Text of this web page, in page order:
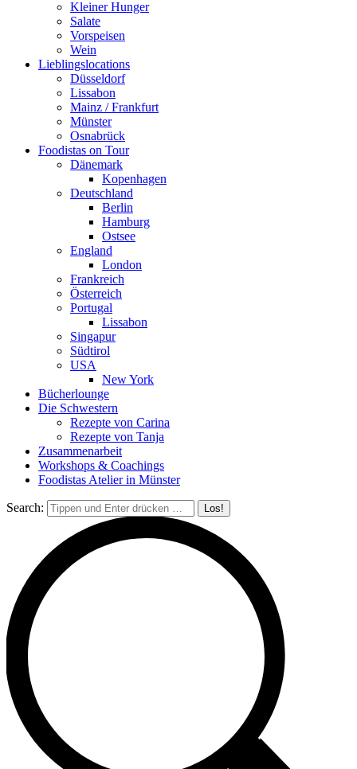
Kleiner Hunger
Salate
Vorspeisen
Wein
Lieblingslocations
Düsseldorf
Lissabon
Mainz / Frankfurt
Münster
Osnabrück
Foodistas on Tour
Dänemark
Kopenhagen
Deutschland
Berlin
Hamburg
Ostsee
England
London
Frankreich
Österreich
Portugal
Lissabon
Singapur
Südtirol
USA
New York
Bücherlounge
Die Schwestern
Rezepte von Carina
Rezepte von Tanja
Zusammenarbeit
Workshops & Coachings
Foodistas Atelier in Münster
Search: